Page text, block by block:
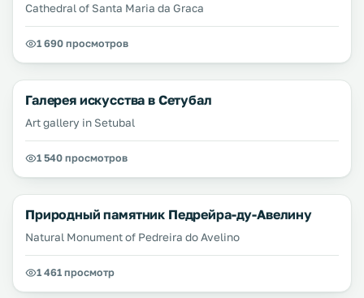
Cathedral of Santa Maria da Graca
1 690 просмотров
Галерея искусства в Сетубал
Art gallery in Setubal
1 540 просмотров
Природный памятник Педрейра-ду-Авелину
Natural Monument of Pedreira do Avelino
1 461 просмотр